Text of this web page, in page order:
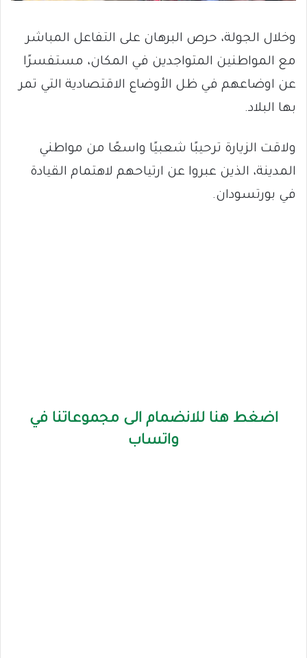
وخلال الجولة، حرص البرهان على التفاعل المباشر
مع المواطنين المتواجدين في المكان، مستفسرًا
عن اوضاعهم في ظل الأوضاع الاقتصادية التي تمر
بها البلاد.
ولاقت الزيارة ترحيبًا شعبيًا واسعًا من مواطني
المدينة، الذين عبروا عن ارتياحهم لاهتمام القيادة
في بورتسودان.
اضغط هنا للانضمام الى مجموعاتنا في
واتساب